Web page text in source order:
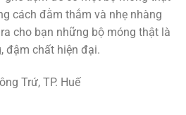
cách đằm thắm và nhẹ nhàng
cho bạn những bộ móng thật là
đậm chất hiện đại.
Trứ, TP. Huế